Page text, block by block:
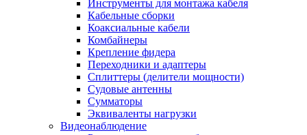
Инструменты для монтажа кабеля
Кабельные сборки
Коаксиальные кабели
Комбайнеры
Крепление фидера
Переходники и адаптеры
Сплиттеры (делители мощности)
Судовые антенны
Сумматоры
Эквиваленты нагрузки
Видеонаблюдение